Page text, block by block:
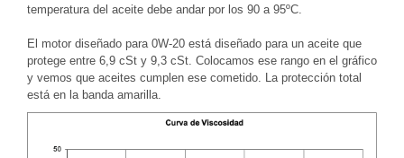
temperatura del aceite debe andar por los 90 a 95ºC.
El motor diseñado para 0W-20 está diseñado para un aceite que
protege entre 6,9 cSt y 9,3 cSt. Colocamos ese rango en el gráfico
y vemos que aceites cumplen ese cometido. La protección total
está en la banda amarilla.